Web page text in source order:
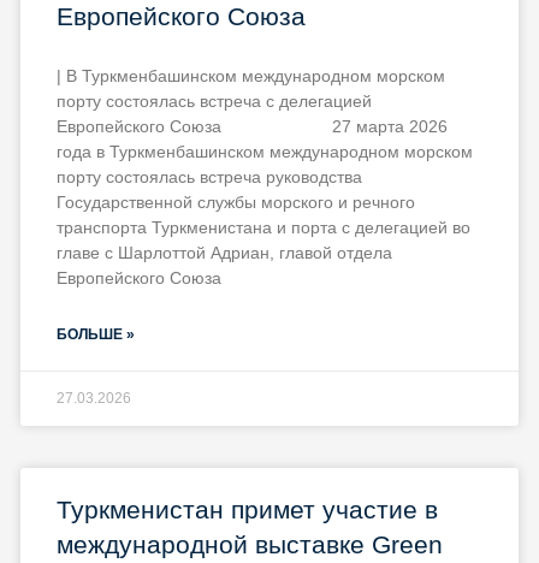
Европейского Союза
| В Туркменбашинском международном морском
порту состоялась встреча с делегацией
Европейского Союза 27 марта 2026
года в Туркменбашинском международном морском
порту состоялась встреча руководства
Государственной службы морского и речного
транспорта Туркменистана и порта с делегацией во
главе с Шарлоттой Адриан, главой отдела
Европейского Союза
БОЛЬШЕ »
27.03.2026
Туркменистан примет участие в
международной выставке Green